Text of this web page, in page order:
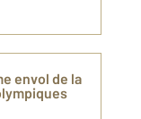
envol de la